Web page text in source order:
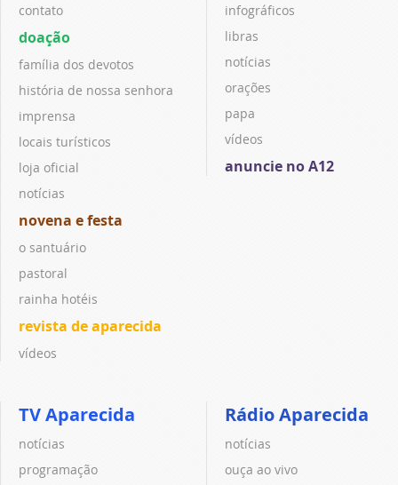
contato
doação
família dos devotos
história de nossa senhora
imprensa
locais turísticos
loja oficial
notícias
novena e festa
o santuário
pastoral
rainha hotéis
revista de aparecida
vídeos
infográficos
libras
notícias
orações
papa
vídeos
anuncie no A12
TV Aparecida
notícias
programação
Rádio Aparecida
notícias
ouça ao vivo